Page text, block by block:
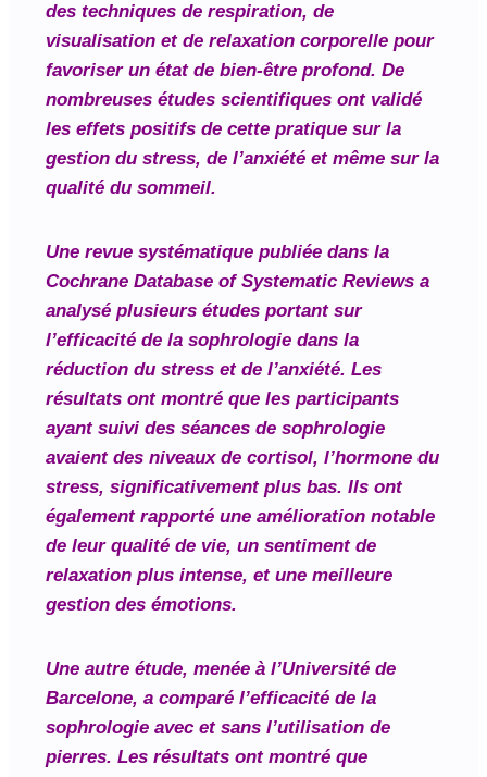
des techniques de respiration, de
visualisation et de relaxation corporelle pour
favoriser un état de bien-être profond. De
nombreuses études scientifiques ont validé
les effets positifs de cette pratique sur la
gestion du stress, de l’anxiété et même sur la
qualité du sommeil.
Une revue systématique publiée dans la
Cochrane Database of Systematic Reviews a
analysé plusieurs études portant sur
l’efficacité de la sophrologie dans la
réduction du stress et de l’anxiété. Les
résultats ont montré que les participants
ayant suivi des séances de sophrologie
avaient des niveaux de cortisol, l’hormone du
stress, significativement plus bas. Ils ont
également rapporté une amélioration notable
de leur qualité de vie, un sentiment de
relaxation plus intense, et une meilleure
gestion des émotions.
Une autre étude, menée à l’Université de
Barcelone, a comparé l’efficacité de la
sophrologie avec et sans l’utilisation de
pierres. Les résultats ont montré que